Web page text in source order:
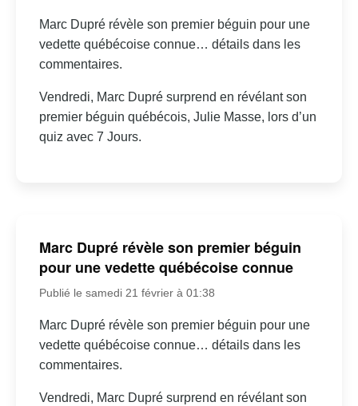
Marc Dupré révèle son premier béguin pour une
vedette québécoise connue… détails dans les
commentaires.
Vendredi, Marc Dupré surprend en révélant son
premier béguin québécois, Julie Masse, lors d’un
quiz avec 7 Jours.
Marc Dupré révèle son premier béguin
pour une vedette québécoise connue
Publié le samedi 21 février à 01:38
Marc Dupré révèle son premier béguin pour une
vedette québécoise connue… détails dans les
commentaires.
Vendredi, Marc Dupré surprend en révélant son